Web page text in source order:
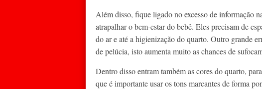
Além disso, fique ligado no excesso de informação
atrapalhar o bem-estar do bebê. Eles precisam de
do ar e até a higienização do quarto. Outro grande
de pelúcia, isto aumenta muito as chances de
Dentro disso entram também as cores do quarto,
que é importante usar os tons marcantes de forma